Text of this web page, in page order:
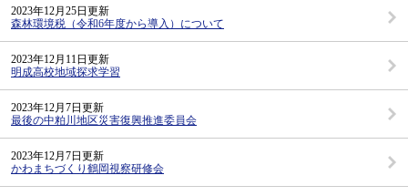
2023年12月25日更新
森林環境税（令和6年度から導入）について
2023年12月11日更新
明成高校地域探求学習
2023年12月7日更新
最後の中粕川地区災害復興推進委員会
2023年12月7日更新
かわまちづくり鶴岡視察研修会